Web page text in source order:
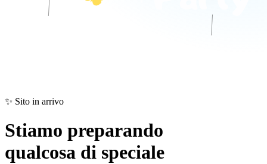
✨ Sito in arrivo
Stiamo preparando
qualcosa di speciale